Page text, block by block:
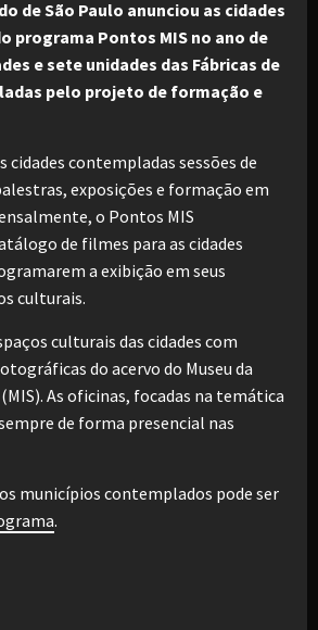
de São Paulo anunciou as cidades
programa Pontos MIS no ano de
e sete unidades das Fábricas de
pelo projeto de formação e
cidades contempladas sessões de
exposições e formação em
o Pontos MIS
de filmes para as cidades
a exibição em seus
culturais.
culturais das cidades com
do acervo do Museu da
As oficinas, focadas na temática
de forma presencial nas
municípios contemplados pode ser
.